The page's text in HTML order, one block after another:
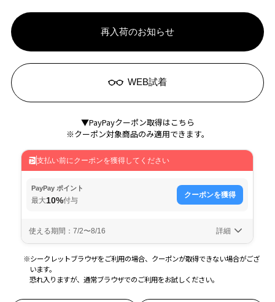
再入荷のお知らせ
WEB試着
▼PayPayクーポン取得はこちら
※クーポン対象商品のみ適用できます。
※シークレットブラウザをご利用の場合、クーポンが取得できない場合がござ
います。
恐れ入りますが、通常ブラウザでのご利用をお試しください。